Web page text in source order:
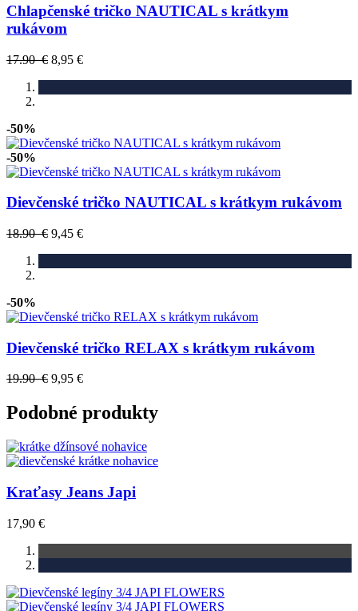
Chlapčenské tričko NAUTICAL s krátkym
rukávom
17.90 € 8,95 €
-50%
-50%
Dievčenské tričko NAUTICAL s krátkym rukávom
18.90 € 9,45 €
-50%
Dievčenské tričko RELAX s krátkym rukávom
19.90 € 9,95 €
Podobné produkty
Kraťasy Jeans Japi
17,90 €